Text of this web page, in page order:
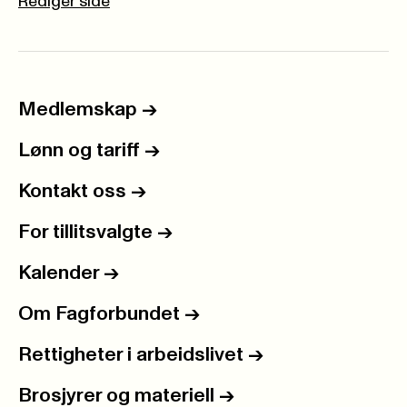
Medlemskap ->
Lønn og tariff ->
Kontakt oss ->
For tillitsvalgte ->
Kalender ->
Om Fagforbundet ->
Rettigheter i arbeidslivet ->
Brosjyrer og materiell ->